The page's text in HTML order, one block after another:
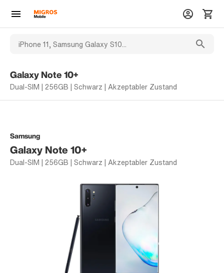
Galaxy Note 10+
Dual-SIM | 256GB | Schwarz | Akzeptabler Zustand
Samsung
Galaxy Note 10+
Dual-SIM | 256GB | Schwarz | Akzeptabler Zustand